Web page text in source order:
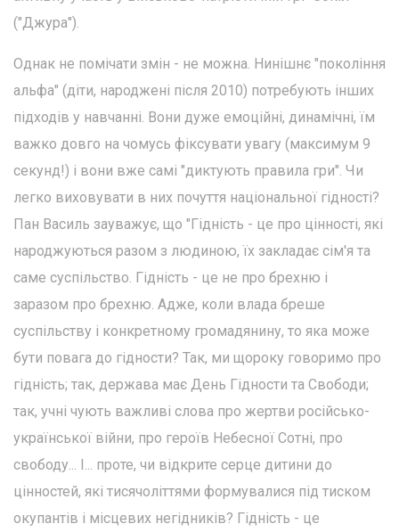
("Джура").
Однак не помічати змін - не можна. Нинішнє "покоління
альфа" (діти, народжені після 2010) потребують інших
підходів у навчанні. Вони дуже емоційні, динамічні, їм
важко довго на чомусь фіксувати увагу (максимум 9
секунд!) і вони вже самі "диктують правила гри". Чи
легко виховувати в них почуття національної гідності?
Пан Василь зауважує, що "Гідність - це про цінності, які
народжуються разом з людиною, їх закладає сім'я та
саме суспільство. Гідність - це не про брехню і
заразом про брехню. Адже, коли влада бреше
суспільству і конкретному громадянину, то яка може
бути повага до гідности? Так, ми щороку говоримо про
гідність; так, держава має День Гідности та Свободи;
так, учні чують важливі слова про жертви російсько-
української війни, про героїв Небесної Сотні, про
свободу... І... проте, чи відкрите серце дитини до
цінностей, які тисячоліттями формувалися під тиском
окупантів і місцевих негідників? Гідність - це